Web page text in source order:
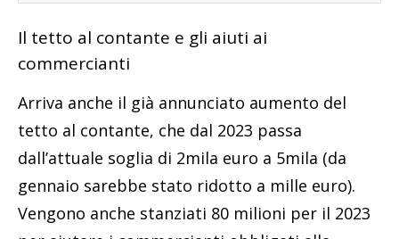
Il tetto al contante e gli aiuti ai
commercianti
Arriva anche il già annunciato aumento del
tetto al contante, che dal 2023 passa
dall’attuale soglia di 2mila euro a 5mila (da
gennaio sarebbe stato ridotto a mille euro).
Vengono anche stanziati 80 milioni per il 2023